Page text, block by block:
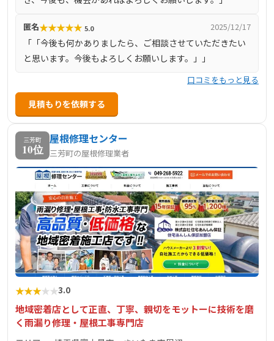
す。お客様からは「予算が限られている中、部分的な工事
ており、信頼性の高いサービスを提供しています。
匿名★★★★★ 5.0 2025/12/17
「「今後も何かありましたら、ご相談させていただきたい
と思います。今後もよろしくお願いします。」」
口コミをもっと見る
見積もりを依頼する
三芳町
10位
屋根修理センター
三芳町の屋根修理業者
★★★★★3.0
地域密着店として正直、丁寧、親切をモットーに技術を磨
く雨漏り修理・屋根工事専門店